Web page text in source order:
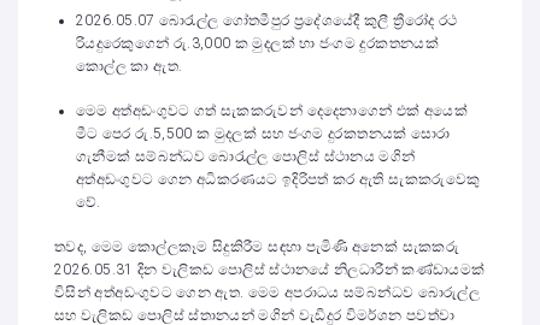
2026.05.07 බොරැල්ල ගෝතමීපුර ප්‍රදේශයේදී කුලී ත්‍රීරෝද රථ
රියදුරෙකුගෙන් රු.3,000 ක මුදලක් හා ජංගම දුරකතනයක්
කොල්ල කා ඇත.
මෙම අත්අඩංගුවට ගත් සැකකරුවන් දෙදෙනාගෙන් එක් අයෙක්
මීට පෙර රු.5,500 ක මුදලක් සහ ජංගම දුරකතනයක් සොරා
ගැනීමක් සම්බන්ධව බොරැල්ල පොලිස් ස්ථානය මගින්
අත්අඩංගුවට ගෙන අධිකරණයට ඉදිරිපත් කර ඇති සැකකරුවෙකු
වේ.
තවද, මෙම කොල්ලකෑම සිදුකිරීම සඳහා පැමිණි අනෙක් සැකකරු
2026.05.31 දින වැලිකඩ පොලිස් ස්ථානයේ නිලධාරීන් කණ්ඩායමක්
විසින් අත්අඩංගුවට ගෙන ඇත. මෙම අපරාධය සම්බන්ධව බොරුල්ල
සහ වැලිකඩ පොලිස් ස්තානයන් මගින් වැඩිදුර විමර්ශන පවත්වා